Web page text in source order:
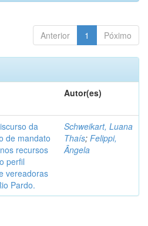
Anterior 1 Póximo
Autor(es)
da
de mandato
recursos
perfil
vereadoras
Pardo.
Schweikart, Luana
Thaís; Felippi,
Ângela